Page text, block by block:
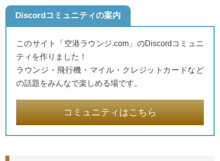
Discordコミュニティの案内
このサイト「空港ラウンジ.com」のDiscordコミュニ
ティを作りました！
ラウンジ・飛行機・マイル・クレジットカードなど
の話題をみんなで楽しめる場です。
コミュニティはこちら